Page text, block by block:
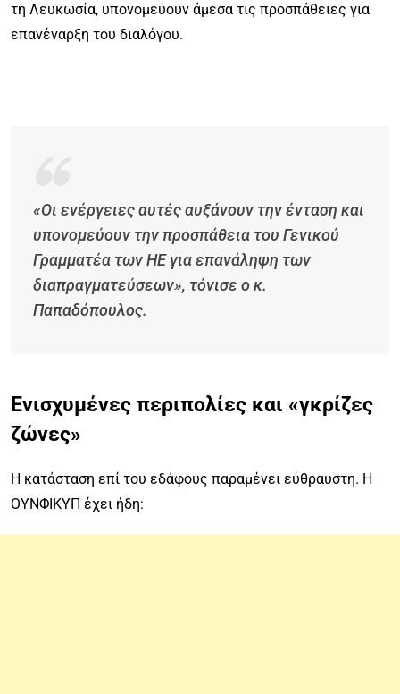
τη Λευκωσία, υπονομεύουν άμεσα τις προσπάθειες για
επανέναρξη του διαλόγου.
«Οι ενέργειες αυτές αυξάνουν την ένταση και
υπονομεύουν την προσπάθεια του Γενικού
Γραμματέα των ΗΕ για επανάληψη των
διαπραγματεύσεων», τόνισε ο κ.
Παπαδόπουλος.
Ενισχυμένες περιπολίες και «γκρίζες
ζώνες»
Η κατάσταση επί του εδάφους παραμένει εύθραυστη. Η
ΟΥΝΦΙΚΥΠ έχει ήδη: